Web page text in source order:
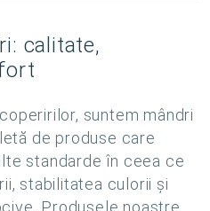
calitate,
suntem mândri
de produse care
standarde în ceea ce
stabilitatea culorii și
Produsele noastre